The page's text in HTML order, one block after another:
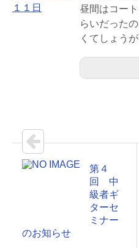
昼間はコー
らいだった
くてしょう
第４
回 中
級者ギ
ターセ
ミナー
のお知らせ